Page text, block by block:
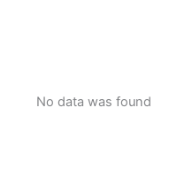
No data was found